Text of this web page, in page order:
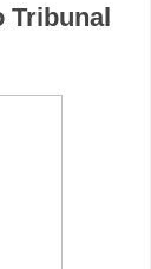
Tribunal